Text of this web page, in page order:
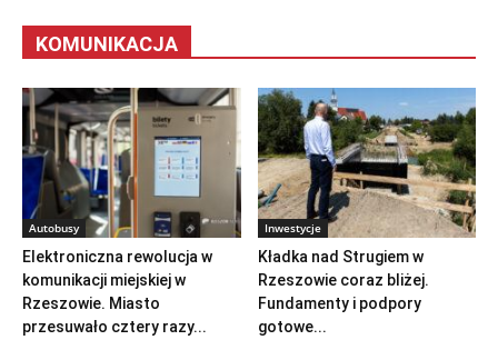
KOMUNIKACJA
Autobusy
Elektroniczna rewolucja w
komunikacji miejskiej w
Rzeszowie. Miasto
przesuwało cztery razy...
Inwestycje
Kładka nad Strugiem w
Rzeszowie coraz bliżej.
Fundamenty i podpory
gotowe...